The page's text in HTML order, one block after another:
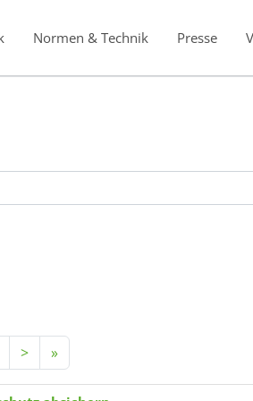
Normen & Technik Presse
> »